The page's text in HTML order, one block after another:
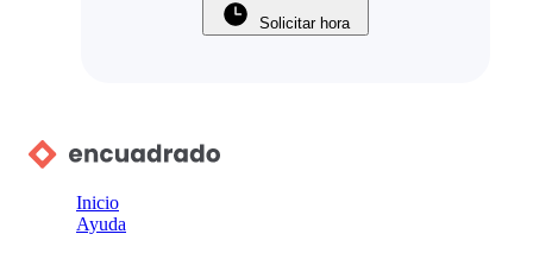
Solicitar hora
Inicio
Ayuda